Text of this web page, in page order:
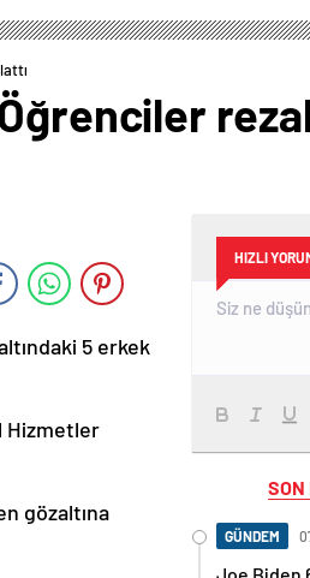
5 erkek
Hizmetler
gözaltına
HIZLI
SON
GÜNDEM